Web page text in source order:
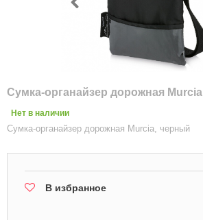
Сумка-органайзер дорожная Murcia
Нет в наличии
Сумка-органайзер дорожная Murcia, черный
В избранное